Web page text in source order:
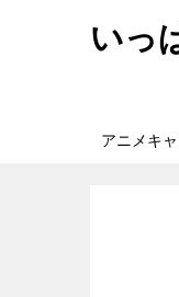
いっ
アニメキ